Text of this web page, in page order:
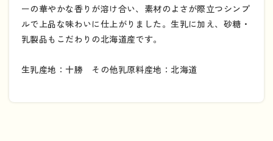
ーの華やかな香りが溶け合い、素材のよさが際立つシンプ
ルで上品な味わいに仕上がりました。生乳に加え、砂糖・
乳製品もこだわりの北海道産です。
生乳産地：十勝 その他乳原料産地：北海道